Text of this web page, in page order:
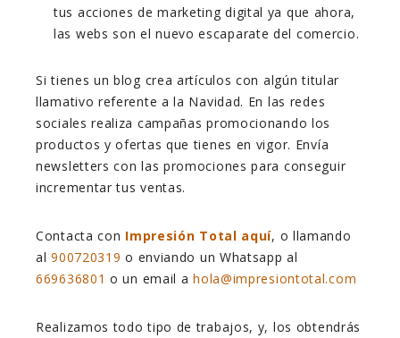
tus acciones de marketing digital ya que ahora,
las webs son el nuevo escaparate del comercio.
Si tienes un blog crea artículos con algún titular
llamativo referente a la Navidad. En las redes
sociales realiza campañas promocionando los
productos y ofertas que tienes en vigor. Envía
newsletters con las promociones para conseguir
incrementar tus ventas.
Contacta con Impresión Total aquí, o llamando
al900720319 o enviando un Whatsapp al
669636801 o un email ahola@impresiontotal.com
Realizamos todo tipo de trabajos, y, los obtendrás